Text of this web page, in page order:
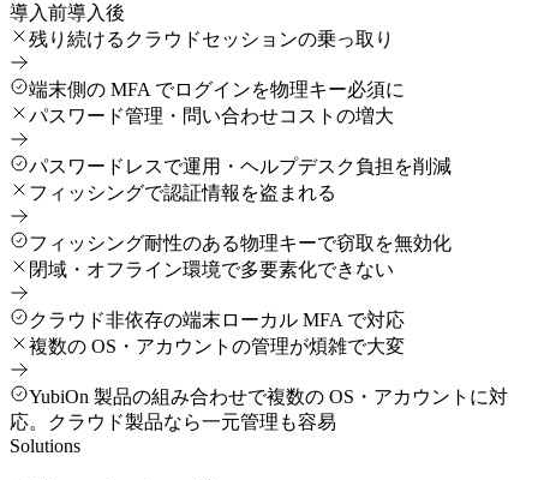
導入前導入後
残り続けるクラウドセッションの乗っ取り
端末側の MFA でログインを物理キー必須に
パスワード管理・問い合わせコストの増大
パスワードレスで運用・ヘルプデスク負担を削減
フィッシングで認証情報を盗まれる
フィッシング耐性のある物理キーで窃取を無効化
閉域・オフライン環境で多要素化できない
クラウド非依存の端末ローカル MFA で対応
複数の OS・アカウントの管理が煩雑で大変
YubiOn 製品の組み合わせで複数の OS・アカウントに対
応。クラウド製品なら一元管理も容易
Solutions